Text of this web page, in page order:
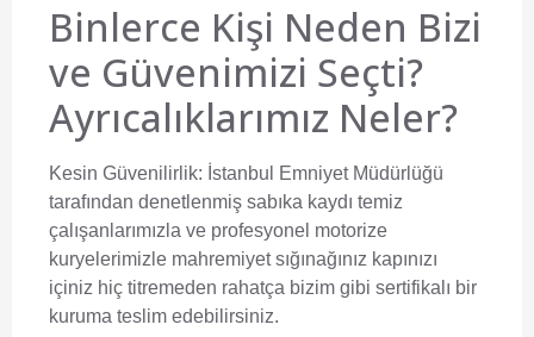
Binlerce Kişi Neden Bizi
ve Güvenimizi Seçti?
Ayrıcalıklarımız Neler?
Kesin Güvenilirlik: İstanbul Emniyet Müdürlüğü
tarafından denetlenmiş sabıka kaydı temiz
çalışanlarımızla ve profesyonel motorize
kuryelerimizle mahremiyet sığınağınız kapınızı
içiniz hiç titremeden rahatça bizim gibi sertifikalı bir
kuruma teslim edebilirsiniz.